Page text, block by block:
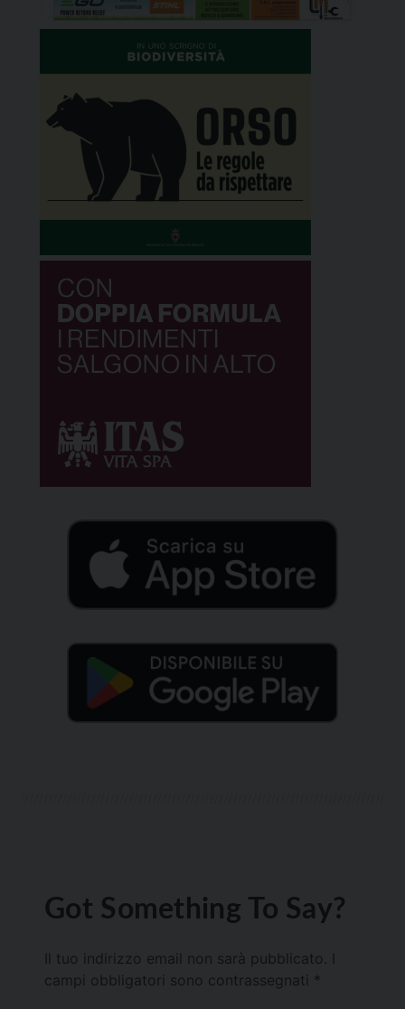
Got Something To Say?
Il tuo indirizzo email non sarà pubblicato.
campi obbligatori sono contrassegnati *